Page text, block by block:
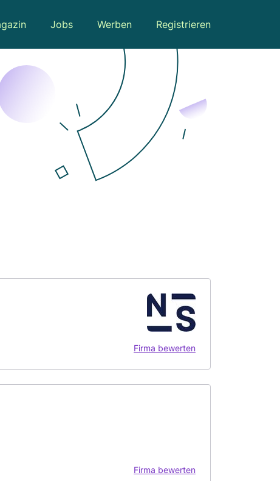
Jobs Werben Registrieren
Firma bewerten
Firma bewerten